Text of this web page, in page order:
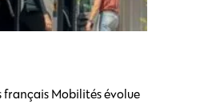
français Mobilités évolue